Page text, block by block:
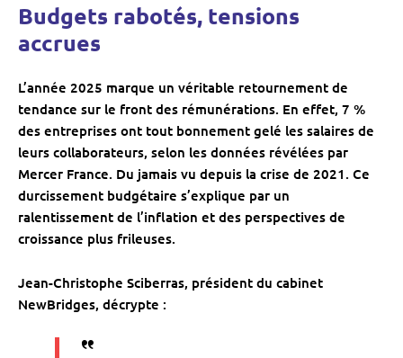
Budgets rabotés, tensions
accrues
L’année 2025 marque un véritable retournement de
tendance sur le front des rémunérations. En effet, 7 %
des entreprises ont tout bonnement gelé les salaires de
leurs collaborateurs, selon les données révélées par
Mercer France. Du jamais vu depuis la crise de 2021. Ce
durcissement budgétaire s’explique par un
ralentissement de l’inflation et des perspectives de
croissance plus frileuses.
Jean-Christophe Sciberras, président du cabinet
NewBridges, décrypte :